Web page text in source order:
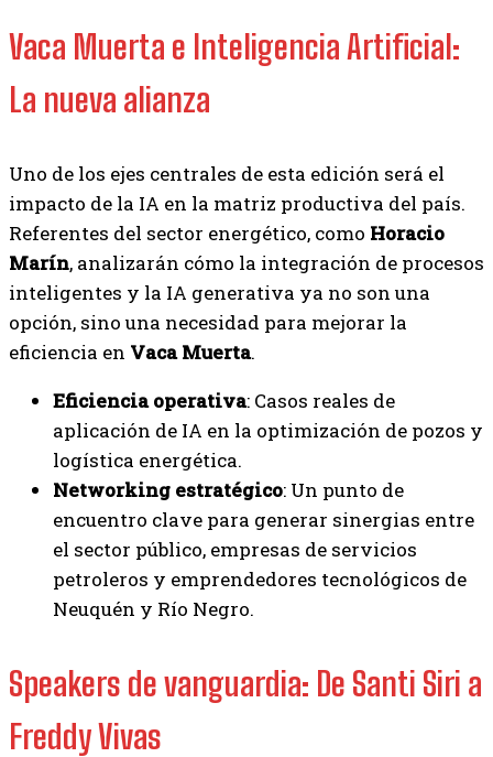
Vaca Muerta e Inteligencia Artificial:
La nueva alianza
Uno de los ejes centrales de esta edición será el
impacto de la IA en la matriz productiva del país.
Referentes del sector energético, como Horacio
Marín, analizarán cómo la integración de procesos
inteligentes y la IA generativa ya no son una
opción, sino una necesidad para mejorar la
eficiencia en Vaca Muerta.
Eficiencia operativa: Casos reales de
aplicación de IA en la optimización de pozos y
logística energética.
Networking estratégico: Un punto de
encuentro clave para generar sinergias entre
el sector público, empresas de servicios
petroleros y emprendedores tecnológicos de
Neuquén y Río Negro.
Speakers de vanguardia: De Santi Siri a
Freddy Vivas